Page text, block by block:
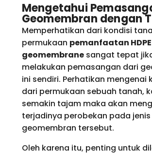
Mengetahui
Geomembran dengan
Memperhatikan dari kondisi
permukaan pemanfaatan HDPE
geomembranesangat tepat
melakukan pemasangan dari
ini sendiri. Perhatikan mengenai
dari permukaan sebuah tanah,
semakin tajam maka akan
terjadinya perobekan pada jenis
geomembran tersebut.
Oleh karena itu, penting untuk